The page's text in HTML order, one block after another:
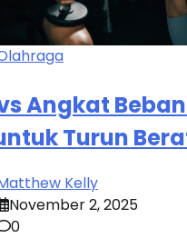
Angkat
Turun
Kelly
November 2, 2025
0